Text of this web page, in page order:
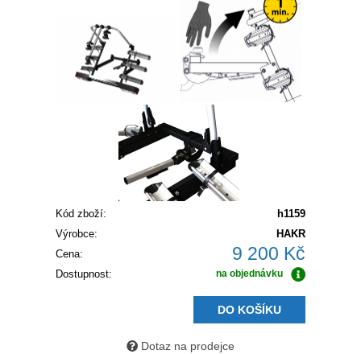
Kód zboží:
h1159
Výrobce:
HAKR
Cena:
9 200 Kč
Dostupnost: na objednávku
DO KOŠÍKU
Dotaz na prodejce